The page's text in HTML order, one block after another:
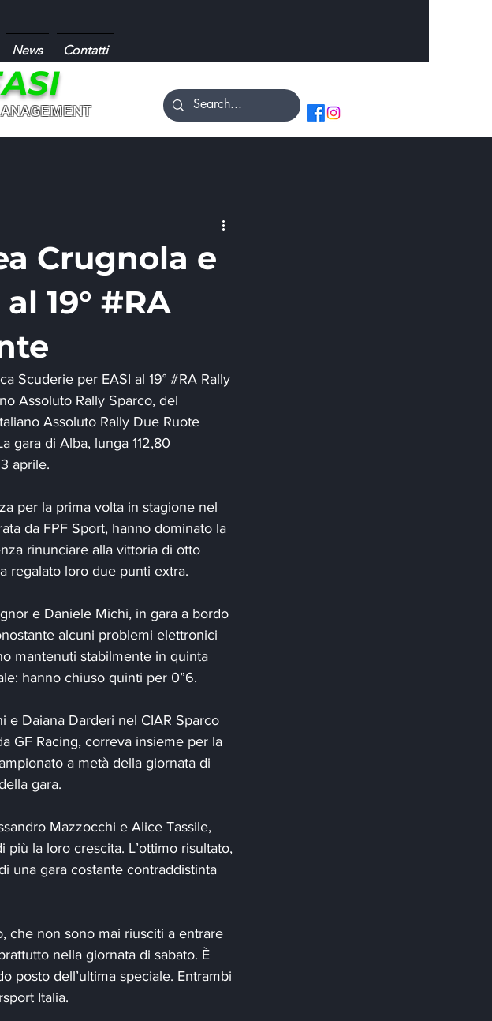
News Contatti
Crugnola e
19° #RA
Scuderie per EASI al 19° #RA Rally
Assoluto Rally Sparco, del
Assoluto Rally Due Ruote
gara di Alba, lunga 112,80
aprile.
per la prima volta in stagione nel
da FPF Sport, hanno dominato la
rinunciare alla vittoria di otto
regalato loro due punti extra.
e Daniele Michi, in gara a bordo
alcuni problemi elettronici
mantenuti stabilmente in quinta
hanno chiuso quinti per 0”6.
e Daiana Darderi nel CIAR Sparco
GF Racing, correva insieme per la
a metà della giornata di
gara.
Mazzocchi e Alice Tassile,
la loro crescita. L’ottimo risultato,
una gara costante contraddistinta
che non sono mai riusciti a entrare
nella giornata di sabato. È
posto dell’ultima speciale. Entrambi
Italia.